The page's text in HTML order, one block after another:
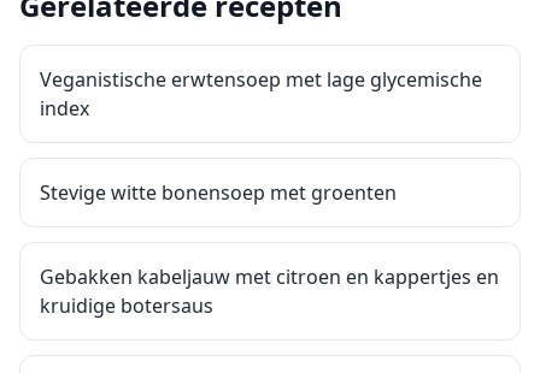
Veganistische erwtensoep met lage glycemische
index
Stevige witte bonensoep met groenten
Gebakken kabeljauw met citroen en kappertjes en
kruidige botersaus